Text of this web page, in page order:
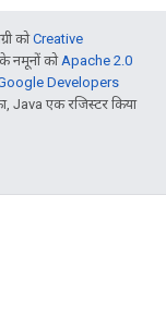
कोCreative
नमूनों कोApache 2.0
Developers
Java एक रजिस्टर किया